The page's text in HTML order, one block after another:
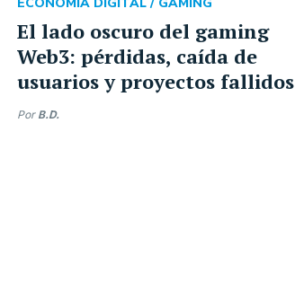
El lado oscuro del gaming
Web3: pérdidas, caída de
usuarios y proyectos fallidos
Por B.D.